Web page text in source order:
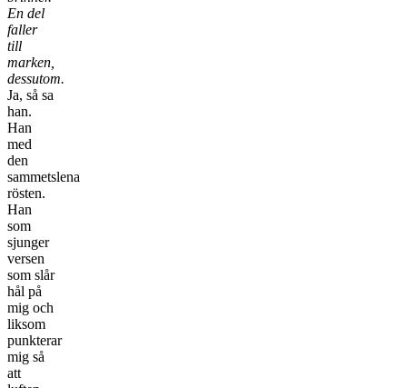
En del
faller
till
marken,
dessutom.
Ja, så sa
han.
Han
med
den
sammetslena
rösten.
Han
som
sjunger
versen
som slår
hål på
mig och
liksom
punkterar
mig så
att